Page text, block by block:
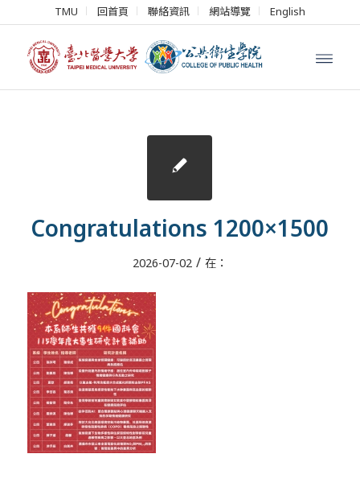
TMU 回首頁 聯絡資訊 網站導覽 English
Congratulations 1200×1500
2026-07-02 / 在：